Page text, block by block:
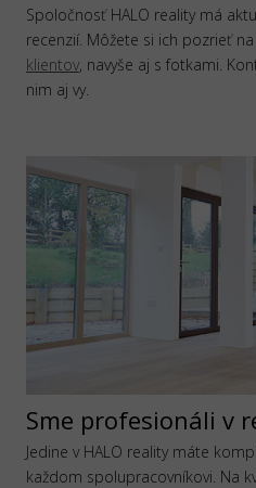
Spoločnosť HALO reality má
recenzií. Môžete si ich pozrieť
klientov, navyše aj s fotkami.
nim aj vy.
Sme profesionáli v
Jedine v HALO reality máte
každom spolupracovníkovi. Na